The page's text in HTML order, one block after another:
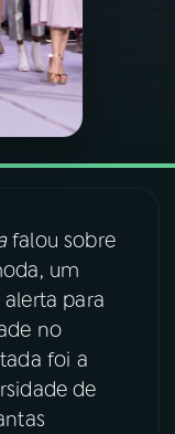
falou sobre
um
para
no
foi a
de